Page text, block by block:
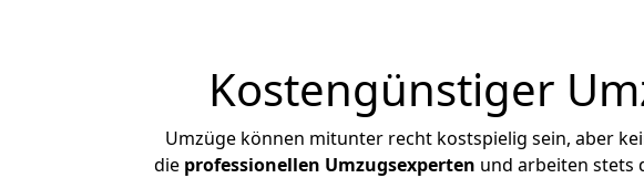
Kostengünstiger
Umzüge können mitunter recht kostspielig sein, aber
die professionellen Umzugsexperten und arbeiten stets